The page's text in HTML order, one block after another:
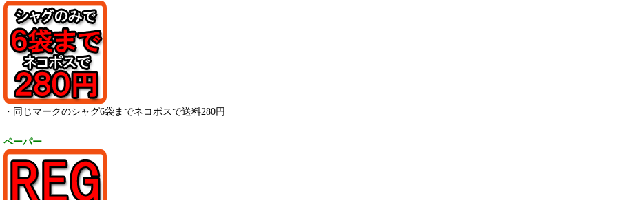
・同じマークのシャグ6袋までネコポスで送料280円
ペーパー